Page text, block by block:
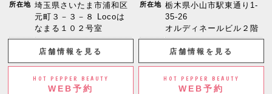
所在地 埼玉県さいたま市浦和区
元町３－３－８ Locoは
なまる１０２号室
店舗情報を見る
HOT PEPPER BEAUTY
WEB予約
所在地 栃木県小山市駅東通り1-
35-26
オルディネールビル２階
店舗情報を見る
HOT PEPPER BEAUTY
WEB予約